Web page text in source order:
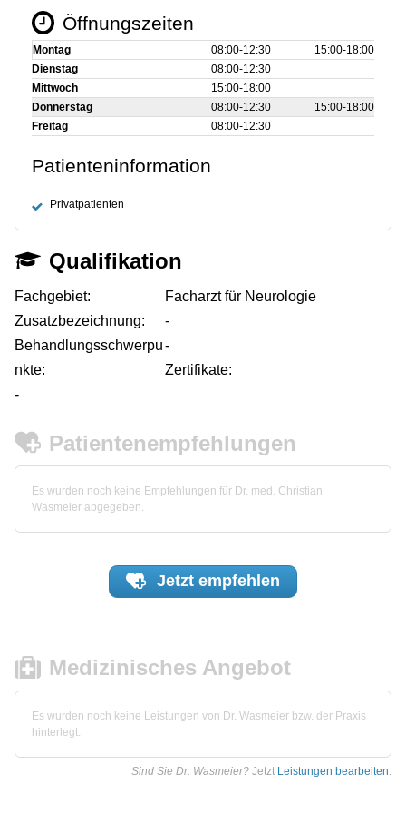
Öffnungszeiten
Montag 08:00‑12:30
15:00‑18:00
Dienstag
08:00‑12:30
Mittwoch
15:00‑18:00
Donnerstag
08:00‑12:30
15:00‑18:00
Freitag
08:00‑12:30
Patienteninformation
Privatpatienten
Qualifikation
Fachgebiet:
Facharzt für Neurologie
Zusatzbezeichnung:
-
Behandlungsschwerpu
nkte:
-
Zertifikate:
-
Patientenempfehlungen
Es wurden noch keine Empfehlungen für Dr. med. Christian
Wasmeier abgegeben.
Jetzt empfehlen
Medizinisches Angebot
Es wurden noch keine Leistungen von Dr. Wasmeier bzw. der Praxis
hinterlegt.
Sind Sie Dr. Wasmeier? Jetzt Leistungen bearbeiten.